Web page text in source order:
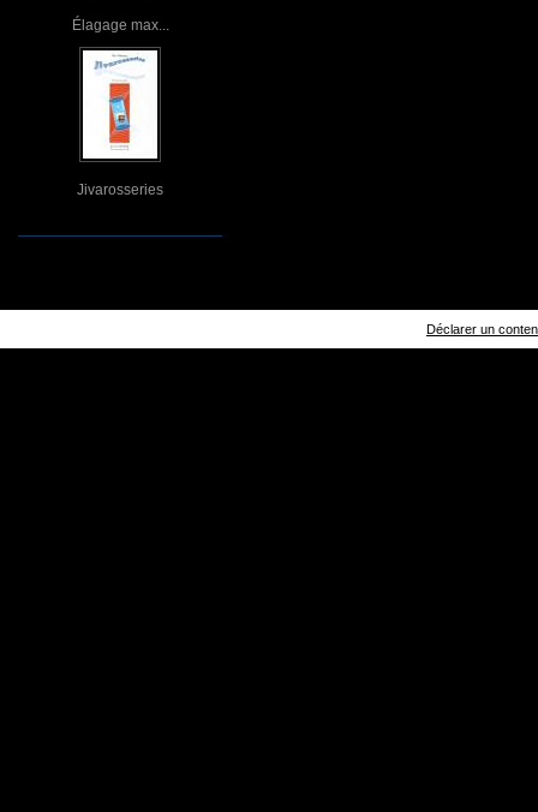
Élagage max...
Jivarosseries
Déclarer un